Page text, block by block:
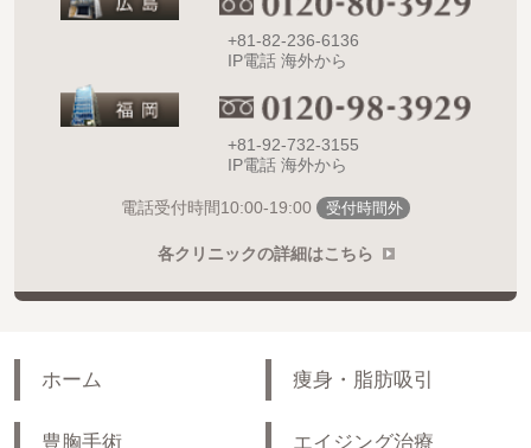
+81-82-236-6136
IP電話 海外から
+81-92-732-3155
IP電話 海外から
電話受付時間10:00-19:00 受付時間外
各クリニックの詳細はこちら
ホーム 痩身・脂肪吸引
豊胸手術 エイジング治療